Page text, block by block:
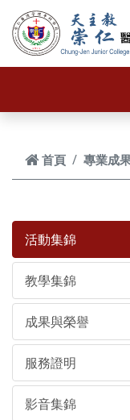
跳到主要內容
首頁 專業成
活動集錦
教學集錦
成果與榮譽
服務證明
影音集錦